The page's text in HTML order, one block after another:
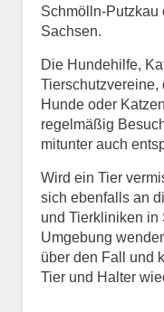
Schmölln-Putzkau
Sachsen.
Die Hundehilfe,
Hunde oder
regelmäßig
mitunter auch
Wird ein Tier
sich ebenfalls an
und Tierkliniken in
Umgebung
über den Fall und
Tier und Halter